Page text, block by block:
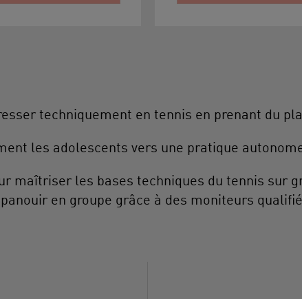
techniquement en tennis en prenant du
les adolescents vers une pratique
maîtriser les bases techniques du tennis sur
en groupe grâce à des moniteurs